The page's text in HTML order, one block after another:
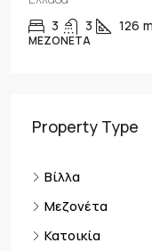
5 5
ΜΟΝΟΚΑΤΟΙΚΊΑ
Property Type
Βίλλα
Μεζονέτα
Κατοικία